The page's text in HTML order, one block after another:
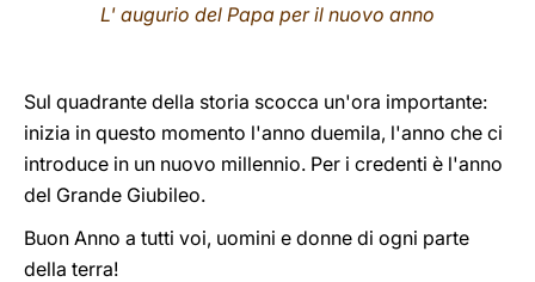
L' augurio del Papa per il nuovo anno
Sul quadrante della storia scocca un'ora importante:
inizia in questo momento l'anno duemila, l'anno che ci
introduce in un nuovo millennio. Per i credenti è l'anno
del Grande Giubileo.
Buon Anno a tutti voi, uomini e donne di ogni parte
della terra!